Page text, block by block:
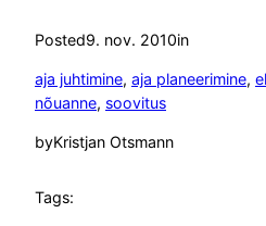
Posted9. nov. 2010in
aja juhtimine, aja planeerimine,
nõuanne, soovitus
byKristjan Otsmann
Tags: